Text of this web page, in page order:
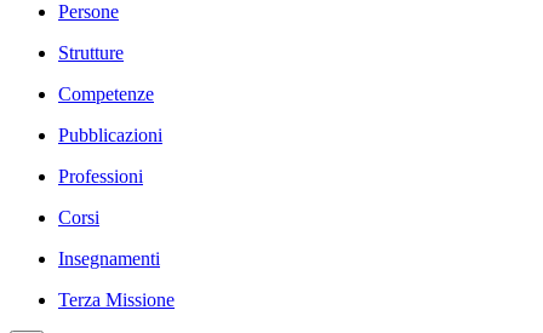
Persone
Strutture
Competenze
Pubblicazioni
Professioni
Corsi
Insegnamenti
Terza Missione